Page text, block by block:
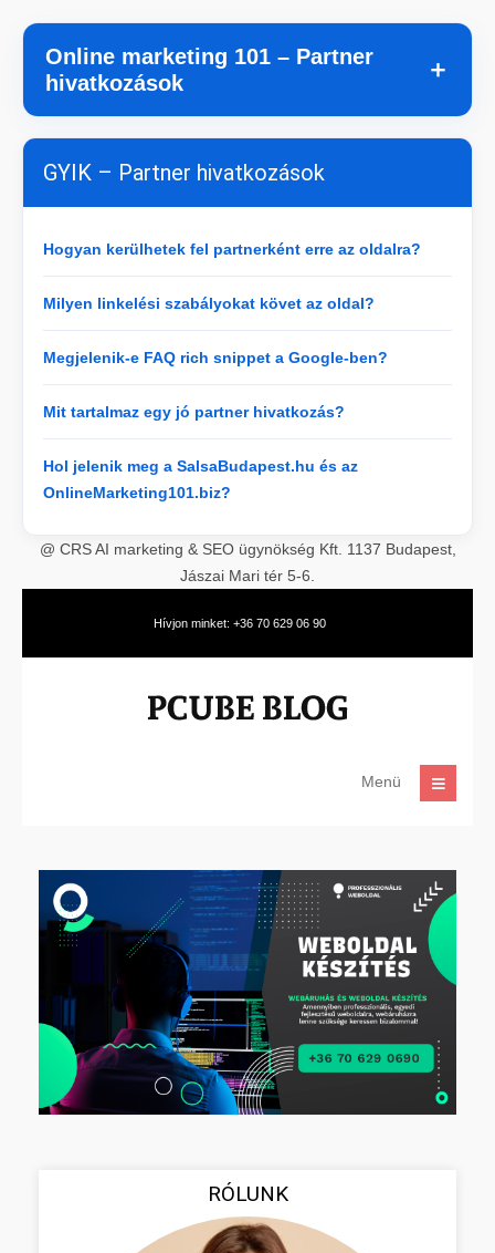
Online marketing 101 – Partner
hivatkozások
＋
GYIK – Partner hivatkozások
Hogyan kerülhetek fel partnerként erre az oldalra?
Milyen linkelési szabályokat követ az oldal?
Megjelenik-e FAQ rich snippet a Google-ben?
Mit tartalmaz egy jó partner hivatkozás?
Hol jelenik meg a SalsaBudapest.hu és az
OnlineMarketing101.biz?
@ CRS AI marketing & SEO ügynökség Kft. 1137 Budapest,
Jászai Mari tér 5-6.
Hívjon minket: +36 70 629 06 90
Menü
RÓLUNK